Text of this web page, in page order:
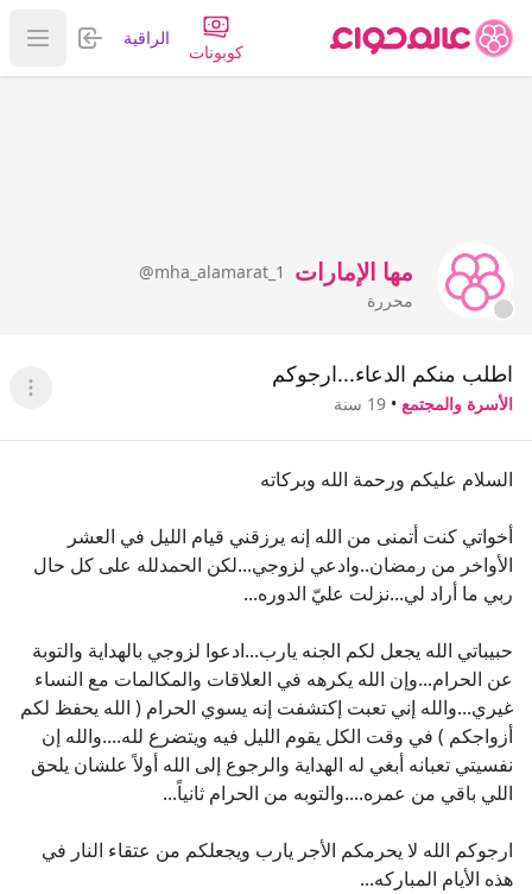
كوبونات
الراقية تسجيل
عرض
مها الإمارات
@mha_alamarat_1
محررة
اطلب منكم الدعاء...ارجوكم
الأسرة والمجتمع • 19 سنة عرض
السلام عليكم ورحمة الله وبركاته
أخواتي كنت أتمنى من الله إنه يرزقني قيام الليل في العشر
الأواخر من رمضان..وادعي لزوجي...لكن الحمدلله على كل حال
ربي ما أراد لي...نزلت عليّ الدوره...
حبيباتي الله يجعل لكم الجنه يارب...ادعوا لزوجي بالهداية والتوبة
عن الحرام...وإن الله يكرهه في العلاقات والمكالمات مع النساء
غيري...والله إني تعبت إكتشفت إنه يسوي الحرام ( الله يحفظ لكم
أزواجكم ) في وقت الكل يقوم الليل فيه ويتضرع لله....والله إن
نفسيتي تعبانه أبغي له الهداية والرجوع إلى الله أولاً علشان يلحق
اللي باقي من عمره....والتوبه من الحرام ثانياً...
ارجوكم الله لا يحرمكم الأجر يارب ويجعلكم من عتقاء النار في
هذه الأيام المباركه...